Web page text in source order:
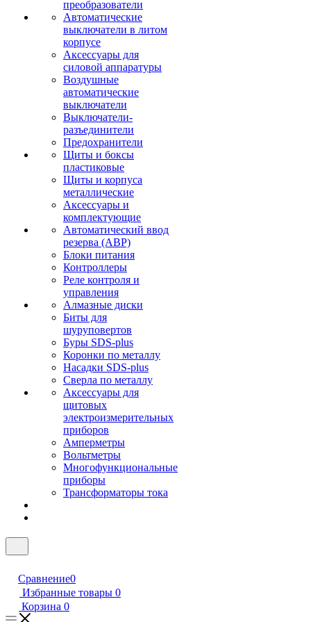
преобразователи
Автоматические
выключатели в литом
корпусе
Аксессуары для
силовой аппаратуры
Воздушные
автоматические
выключатели
Выключатели-
разъединители
Предохранители
Щиты и боксы
пластиковые
Щиты и корпуса
металлические
Аксессуары и
комплектующие
Автоматический ввод
резерва (АВР)
Блоки питания
Контроллеры
Реле контроля и
управления
Алмазные диски
Биты для
шуруповертов
Буры SDS-plus
Коронки по металлу
Насадки SDS-plus
Сверла по металлу
Аксессуары для
щитовых
электроизмерительных
приборов
Амперметры
Вольтметры
Многофункциональные
приборы
Трансформаторы тока
Сравнение0
Избранные товары 0
Корзина 0